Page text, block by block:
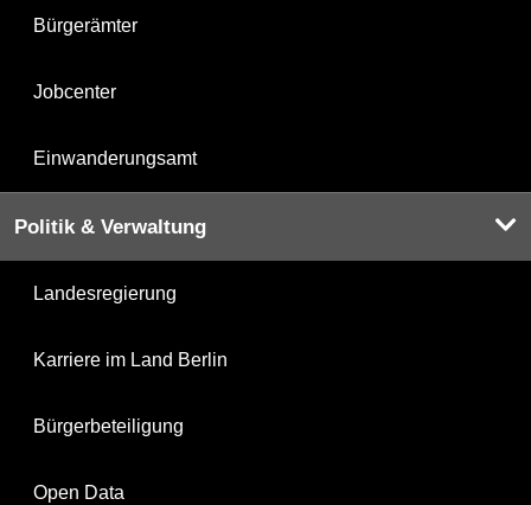
Bürgerämter
Jobcenter
Einwanderungsamt
Politik & Verwaltung
Landesregierung
Karriere im Land Berlin
Bürgerbeteiligung
Open Data